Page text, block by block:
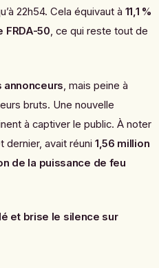
22h54. Cela équivaut à 11,1 %
FRDA-50, ce qui reste tout de
annonceurs, mais peine à
bruts. Une nouvelle
à captiver le public. À noter
dernier, avait réuni 1,56 million
de la puissance de feu
et brise le silence sur